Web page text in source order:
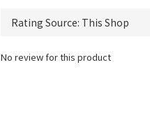
No review for this product